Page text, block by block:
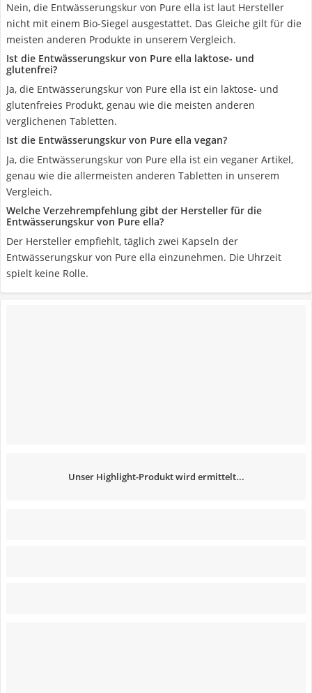
Nein, die Entwässerungskur von Pure ella ist laut Hersteller
nicht mit einem Bio-Siegel ausgestattet. Das Gleiche gilt für die
meisten anderen Produkte in unserem Vergleich.
Ist die Entwässerungskur von Pure ella laktose- und
glutenfrei?
Ja, die Entwässerungskur von Pure ella ist ein laktose- und
glutenfreies Produkt, genau wie die meisten anderen
verglichenen Tabletten.
Ist die Entwässerungskur von Pure ella vegan?
Ja, die Entwässerungskur von Pure ella ist ein veganer Artikel,
genau wie die allermeisten anderen Tabletten in unserem
Vergleich.
Welche Verzehrempfehlung gibt der Hersteller für die
Entwässerungskur von Pure ella?
Der Hersteller empfiehlt, täglich zwei Kapseln der
Entwässerungskur von Pure ella einzunehmen. Die Uhrzeit
spielt keine Rolle.
Unser Highlight-Produkt wird ermittelt...